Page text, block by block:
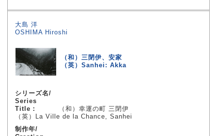
大島 洋
OSHIMA Hiroshi
（和）三閉伊、安家
（英）Sanhei: Akka
シリーズ名/
Series
Title：
（和）幸運の町 三閉伊
（英）La Ville de la Chance, Sanhei
制作年/